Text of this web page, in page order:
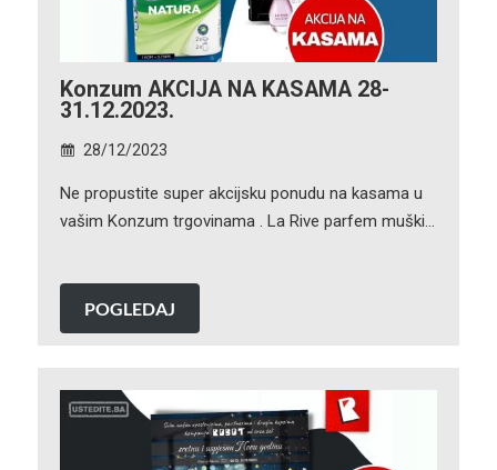
Konzum AKCIJA NA KASAMA 28-
31.12.2023.
28/12/2023
Ne propustite super akcijsku ponudu na kasama u
vašim Konzum trgovinama . La Rive parfem muški…
POGLEDAJ